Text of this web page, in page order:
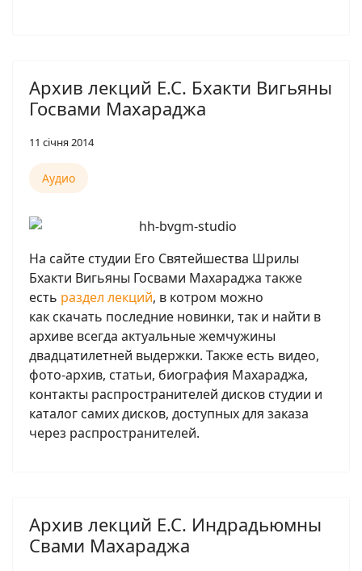
Архив лекций Е.С. Бхакти Вигьяны
Госвами Махараджа
11 січня 2014
Аудио
На сайте студии Его Святейшества Шрилы
Бхакти Вигьяны Госвами Махараджа также
есть раздел лекций, в котром можно
как скачать последние новинки, так и найти в
архиве всегда актуальные жемчужины
двадцатилетней выдержки. Также есть видео,
фото-архив, статьи, биография Махараджа,
контакты распространителей дисков студии и
каталог самих дисков, доступных для заказа
через распространителей.
Архив лекций Е.С. Индрадьюмны
Свами Махараджа